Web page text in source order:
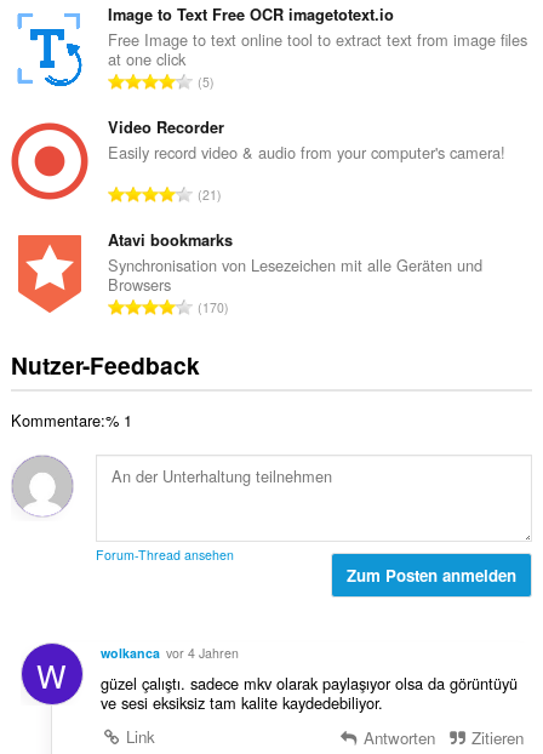
B
e
w
e
r
t
n
e
n
s
a
t
B
e
w
e
r
t
n
e
n
Image to Text Free OCR imagetotext.io
Free Image to text online tool to extract text from image files
at one click
G
s
a
t
B
e
w
e
t
u
e
n
5
Video Recorder
Easily record video & audio from your computer's camera!
G
s
a
t
B
e
r
t
g
21
Atavi bookmarks
Synchronisation von Lesezeichen mit alle Geräten und
Browsers
G
s
a
e
B
e
n
e
n
170
Nutzer-Feedback
Kommentare:% 1
Forum-Thread ansehen
Zum Posten anmelden
W wolkanca vor 4 Jahren
güzel çalıştı. sadece mkv olarak paylaşıyor olsa da görüntüyü
ve sesi eksiksiz tam kalite kaydedebiliyor.
Link
Antworten Zitieren